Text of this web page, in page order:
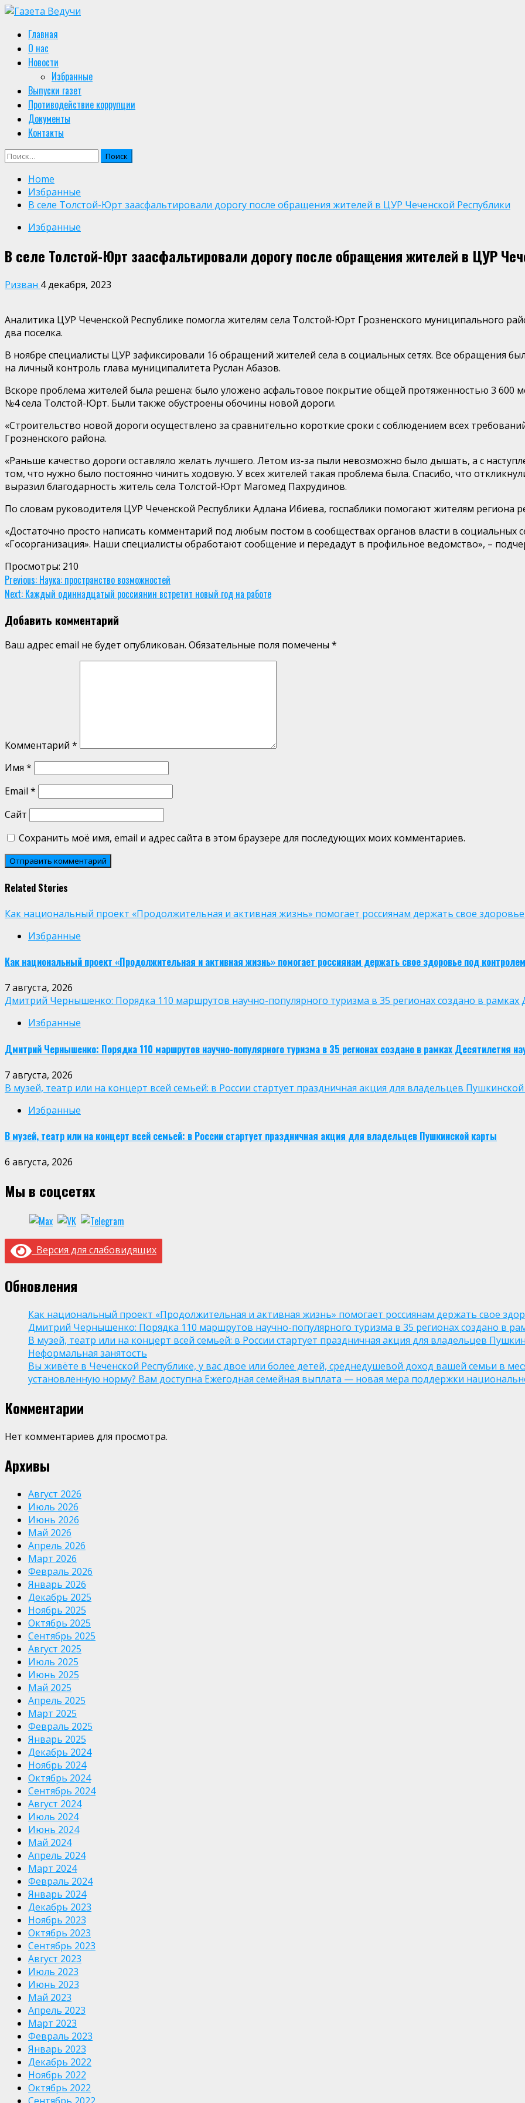
Skip
content
Primary
Menu
Главная
О нас
Новости
Избранные
Выпуски газет
Противодействие коррупции
Документы
Контакты
Найти:
Home
Избранные
В селе Толстой-Юрт заасфальтировали дорогу после обращения жителей в ЦУР Чеченской Республики
Избранные
В селе Толстой-Юрт заасфальтировали дорогу после обращения жителей в ЦУР
Ризван 4 декабря, 2023
Аналитика ЦУР Чеченской Республике помогла жителям села Толстой-Юрт Грозненского муниципального
два поселка.
В ноябре специалисты ЦУР зафиксировали 16 обращений жителей села в социальных сетях. Все обращения
на личный контроль глава муниципалитета Руслан Абазов.
Вскоре проблема жителей была решена: было уложено асфальтовое покрытие общей протяженностью 3 600
№4 села Толстой-Юрт. Были также обустроены обочины новой дороги. ⠀
«Строительство новой дороги осуществлено за сравнительно короткие сроки с соблюдением всех
Грозненского района.
«Раньше качество дороги оставляло желать лучшего. Летом из-за пыли невозможно было дышать, а с
том, что нужно было постоянно чинить ходовую. У всех жителей такая проблема была. Спасибо, что
выразил благодарность житель села Толстой-Юрт Магомед Пахрудинов.
По словам руководителя ЦУР Чеченской Республики Адлана Ибиева, госпаблики помогают жителям региона
«Достаточно просто написать комментарий под любым постом в сообществах органов власти в социальных
«Госорганизация». Наши специалисты обработают сообщение и передадут в профильное ведомство», –
Просмотры: 210
Continue
Reading
Previous: Наука: пространство возможностей
Next: Каждый одиннадцатый россиянин встретит новый год на работе
Добавить комментарий
Ваш адрес email не будет опубликован. Обязательные поля помечены *
Комментарий *
Имя *
Email *
Сайт
Сохранить моё имя, email и адрес сайта в этом браузере для последующих моих комментариев.
Related Stories
Как национальный проект «Продолжительная и активная жизнь» помогает россиянам держать свое
Избранные
Как национальный проект «Продолжительная и активная жизнь» помогает россиянам держать свое здоровье под контролем
7 августа, 2026
Дмитрий Чернышенко: Порядка 110 маршрутов научно-популярного туризма в 35 регионах создано в рамках
Избранные
Дмитрий Чернышенко: Порядка 110 маршрутов научно-популярного туризма в 35 регионах создано в рамках Десятилетия
7 августа, 2026
В музей, театр или на концерт всей семьей: в России стартует праздничная акция для владельцев
Избранные
В музей, театр или на концерт всей семьей: в России стартует праздничная акция для владельцев Пушкинской карты
6 августа, 2026
Мы в соцсетях
Версия для слабовидящих
Обновления
Как национальный проект «Продолжительная и активная жизнь» помогает россиянам держать свое
Дмитрий Чернышенко: Порядка 110 маршрутов научно-популярного туризма в 35 регионах создано в
В музей, театр или на концерт всей семьей: в России стартует праздничная акция для владельцев
Неформальная занятость
Вы живёте в Чеченской Республике, у вас двое или более детей, среднедушевой доход вашей семьи в
установленную норму? Вам доступна Ежегодная семейная выплата — новая мера поддержки
Комментарии
Нет комментариев для просмотра.
Архивы
Август 2026
Июль 2026
Июнь 2026
Май 2026
Апрель 2026
Март 2026
Февраль 2026
Январь 2026
Декабрь 2025
Ноябрь 2025
Октябрь 2025
Сентябрь 2025
Август 2025
Июль 2025
Июнь 2025
Май 2025
Апрель 2025
Март 2025
Февраль 2025
Январь 2025
Декабрь 2024
Ноябрь 2024
Октябрь 2024
Сентябрь 2024
Август 2024
Июль 2024
Июнь 2024
Май 2024
Апрель 2024
Март 2024
Февраль 2024
Январь 2024
Декабрь 2023
Ноябрь 2023
Октябрь 2023
Сентябрь 2023
Август 2023
Июль 2023
Июнь 2023
Май 2023
Апрель 2023
Март 2023
Февраль 2023
Январь 2023
Декабрь 2022
Ноябрь 2022
Октябрь 2022